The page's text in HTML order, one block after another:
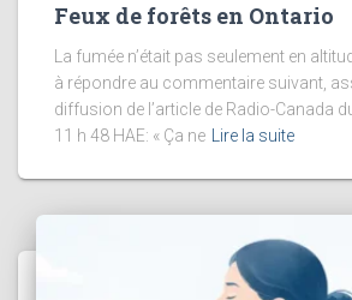
Feux de forêts en Ontario
La fumée n’était pas seulement en
à répondre au commentaire suivant,
diffusion de l’article de Radio-Canada
11 h 48 HAE: « Ça ne Lire la suite